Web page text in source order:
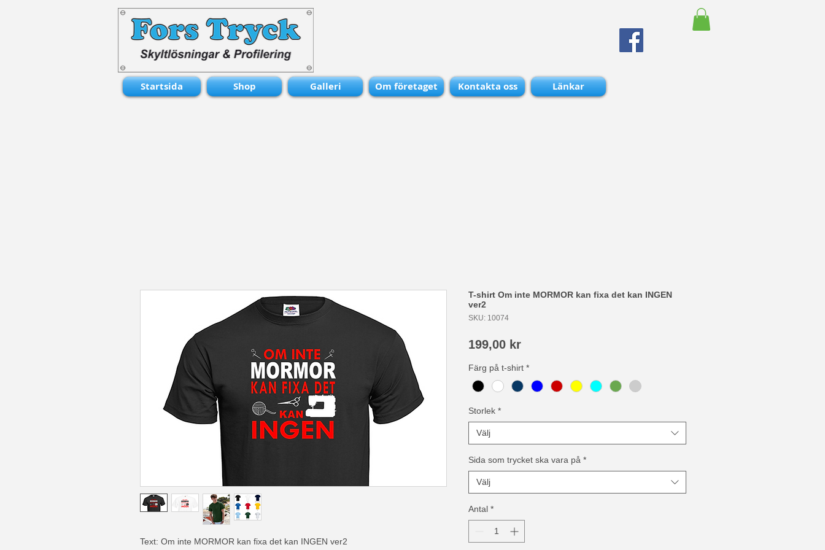
Startsida Shop Galleri Om företaget Kontakta oss Länkar
Text: Om inte MORMOR kan fixa det kan INGEN ver2
T-shirt Om inte MORMOR kan fixa det kan INGEN
ver2
SKU: 10074
199,00 krPris
Färg på t-shirt *
Storlek *
Välj
Sida som trycket ska vara på *
Välj
Antal *